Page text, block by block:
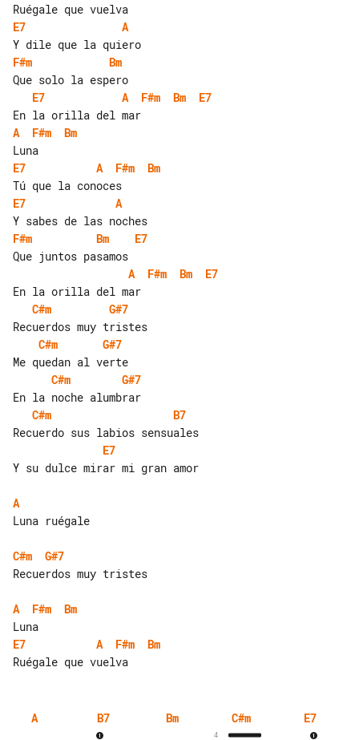
E7
A
F#m
Bm
E7
A F#m Bm
E7
A
F#m
Bm
E7
A F#m
Bm
E7
A
F#m
Bm
E7
A
F#m Bm
E7
C#m
G#7
C#m
G#7
C#m
G#7
C#m
B7
E7
Y su dulce mirar mi gran amor
A
Luna ruégale
C#m
G#7
Recuerdos muy tristes
A F#m
Bm
E7
A F#m
Bm
A B7 Bm C#m
4
E7